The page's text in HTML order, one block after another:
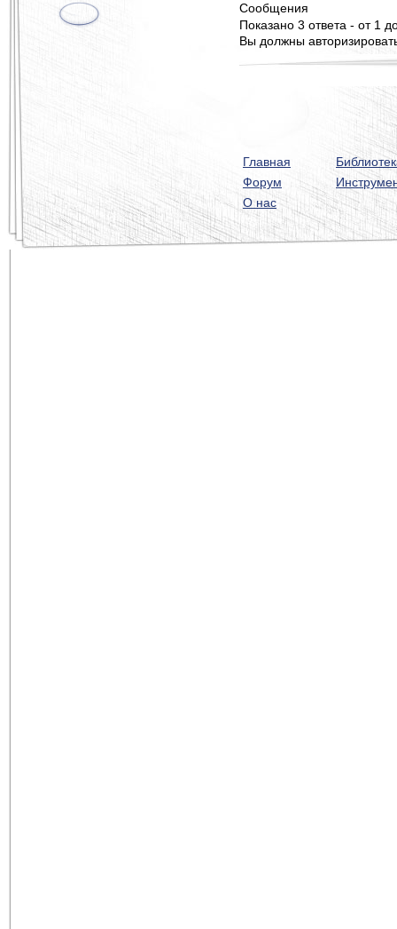
Сообщения
Показано 3 ответа - от 1
Вы должны
Главная
Форум
О нас